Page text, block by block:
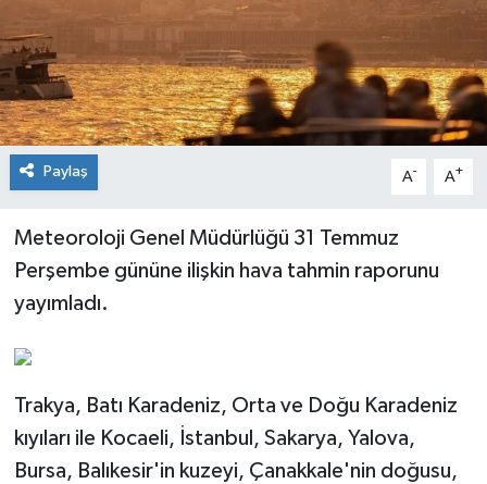
Paylaş A- A+
Meteoroloji Genel Müdürlüğü 31 Temmuz
Perşembe gününe ilişkin hava tahmin raporunu
yayımladı.
Trakya, Batı Karadeniz, Orta ve Doğu Karadeniz
kıyıları ile Kocaeli, İstanbul, Sakarya, Yalova,
Bursa, Balıkesir'in kuzeyi, Çanakkale'nin doğusu,